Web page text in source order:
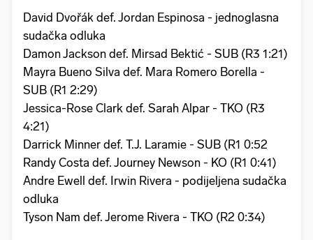
David Dvořák def. Jordan Espinosa - jednoglasna
sudačka odluka
Damon Jackson def. Mirsad Bektić - SUB (R3 1:21)
Mayra Bueno Silva def. Mara Romero Borella -
SUB (R1 2:29)
Jessica-Rose Clark def. Sarah Alpar - TKO (R3
4:21)
Darrick Minner def. T.J. Laramie - SUB (R1 0:52
Randy Costa def. Journey Newson - KO (R1 0:41)
Andre Ewell def. Irwin Rivera - podijeljena sudačka
odluka
Tyson Nam def. Jerome Rivera - TKO (R2 0:34)